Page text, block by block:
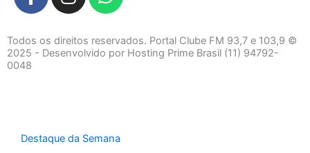
e
b
o
f
t
a
t
s
Todos os direitos reservados. Portal Clube FM 93,7 e 103,9 ©
2025 - Desenvolvido por Hosting Prime Brasil (11) 94792-
0048
Destaque da Semana